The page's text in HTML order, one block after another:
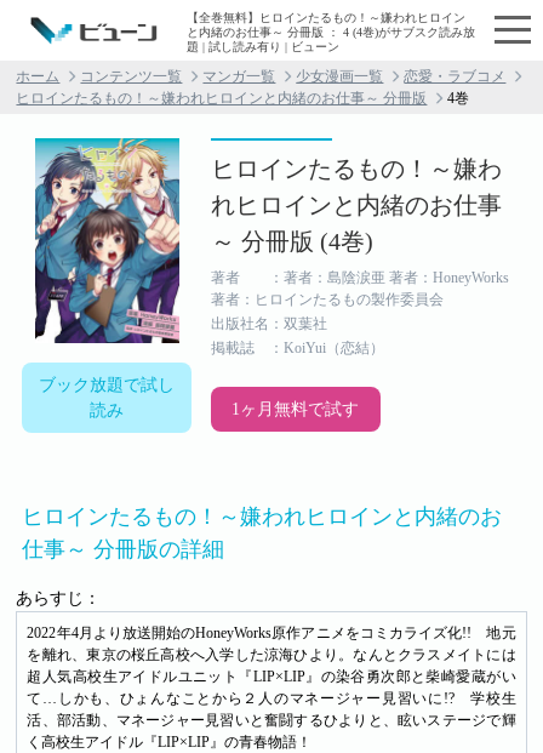
【全巻無料】ヒロインたるもの！～嫌われヒロイン
と内緒のお仕事～ 分冊版 ： 4 (4巻)がサブスク読み放
題 | 試し読み有り | ビューン
ホーム コンテンツ一覧 マンガ一覧 少女漫画一覧
恋愛・ラブコメ
ヒロインたるもの！～嫌われヒロインと内緒のお仕事～ 分冊版
4巻
ブック放題で試し
読み
ヒロインたるもの！～嫌わ
れヒロインと内緒のお仕事
～ 分冊版 (4巻)
著者 ：著者：島陰涙亜 著者：HoneyWorks
著者：ヒロインたるもの製作委員会
出版社名：双葉社
掲載誌 ：KoiYui（恋結）
1ヶ月無料で試す
ヒロインたるもの！～嫌われヒロインと内緒のお
仕事～ 分冊版の詳細
あらすじ：
2022年4月より放送開始のHoneyWorks原作アニメをコミカライズ化!! 地元
を離れ、東京の桜丘高校へ入学した涼海ひより。なんとクラスメイトには
超人気高校生アイドルユニット『LIP×LIP』の染谷勇次郎と柴崎愛蔵がい
て…しかも、ひょんなことから２人のマネージャー見習いに!? 学校生
活、部活動、マネージャー見習いと奮闘するひよりと、眩いステージで輝
く高校生アイドル『LIP×LIP』の青春物語！